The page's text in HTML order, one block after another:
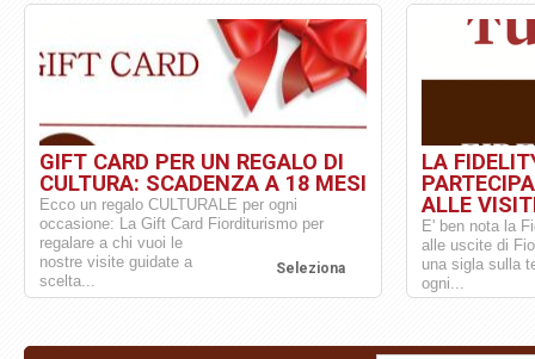
GIFT CARD PER UN REGALO DI
CULTURA: SCADENZA A 18 MESI
Seleziona
Ecco un regalo CULTURALE per ogni
occasione: La Gift Card Fiorditurismo per
regalare a chi vuoi le
nostre visite guidate a
scelta...
LA
ALLE
E' ben nota la
alle uscite di
una sigla sulla
ogni...